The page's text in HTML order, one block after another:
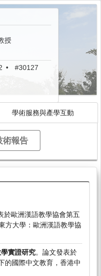
授
#30127
學術服務與產學互動
術報告
於歐洲漢語教學協會第五
方大學：歐洲漢語教學協
實證研究。論文發表於
的國際中文教育，香港中